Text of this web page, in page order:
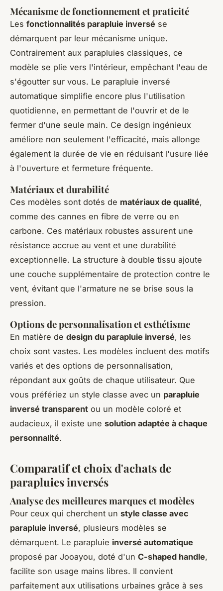
Mécanisme de fonctionnement et praticité
Les fonctionnalités parapluie inversé se
démarquent par leur mécanisme unique.
Contrairement aux parapluies classiques, ce
modèle se plie vers l'intérieur, empêchant l'eau de
s'égoutter sur vous. Le parapluie inversé
automatique simplifie encore plus l'utilisation
quotidienne, en permettant de l'ouvrir et de le
fermer d'une seule main. Ce design ingénieux
améliore non seulement l'efficacité, mais allonge
également la durée de vie en réduisant l'usure liée
à l'ouverture et fermeture fréquente.
Matériaux et durabilité
Ces modèles sont dotés de matériaux de qualité,
comme des cannes en fibre de verre ou en
carbone. Ces matériaux robustes assurent une
résistance accrue au vent et une durabilité
exceptionnelle. La structure à double tissu ajoute
une couche supplémentaire de protection contre le
vent, évitant que l'armature ne se brise sous la
pression.
Options de personnalisation et esthétisme
En matière de design du parapluie inversé, les
choix sont vastes. Les modèles incluent des motifs
variés et des options de personnalisation,
répondant aux goûts de chaque utilisateur. Que
vous préfériez un style classe avec un parapluie
inversé transparent ou un modèle coloré et
audacieux, il existe une solution adaptée à chaque
personnalité.
Comparatif et choix d'achats de
parapluies inversés
Analyse des meilleures marques et modèles
Pour ceux qui cherchent un style classe avec
parapluie inversé, plusieurs modèles se
démarquent. Le parapluie inversé automatique
proposé par Jooayou, doté d'un C-shaped handle,
facilite son usage mains libres. Il convient
parfaitement aux utilisations urbaines grâce à ses